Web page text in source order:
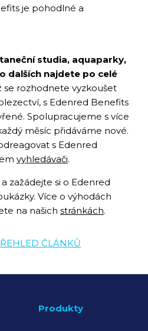
je pohodlné a
studia, aquaparky,
dalších najdete po celé
se rozhodnete vyzkoušet
s Edenred Benefits
Spolupracujeme s více
měsíc přidáváme nové.
s Edenred
vyhledávači.
zažádejte si o Edenred
Více o výhodách
na našich stránkách.
ČLÁNKŮ
Produkty